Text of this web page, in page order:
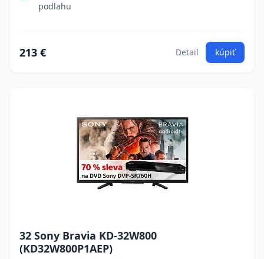
podlahu
213 € Detail kúpiť
32 Sony Bravia KD-32W800
(KD32W800P1AEP)